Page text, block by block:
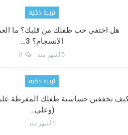
تربية ذكية
هل اختفى حب طفلك من قلبك؟ ما
الانسجام؟ 3…
5 أشهر منذ
تربية ذكية
تخففين حساسية طفلك المفرطة على
(وعلى…
5 أشهر منذ